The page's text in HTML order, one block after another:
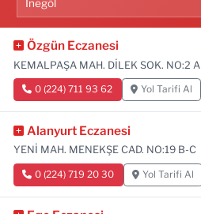
Özgün Eczanesi
KEMALPAŞA MAH. DİLEK SOK. NO:2 A
0 (224) 711 93 62 Yol Tarifi Al
Alanyurt Eczanesi
YENİ MAH. MENEKŞE CAD. NO:19 B-C
0 (224) 719 20 30 Yol Tarifi Al